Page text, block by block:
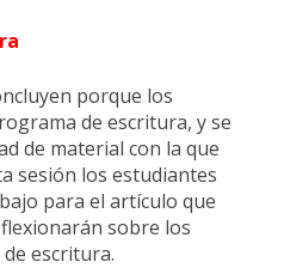
porque los
de escritura, y se
de material con la que
sesión los estudiantes
para el artículo que
sobre los
escritura.